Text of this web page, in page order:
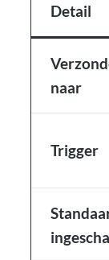
Detail
naar
Trigger